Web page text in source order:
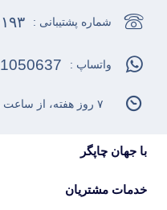
با جهان چاپگر
خدمات مشتریان
شماره پشتیبانی :
واتساپ :
۷ روز هفته، از ساعت ۹ تا ۲۰ پاسخگوی شما هستیم